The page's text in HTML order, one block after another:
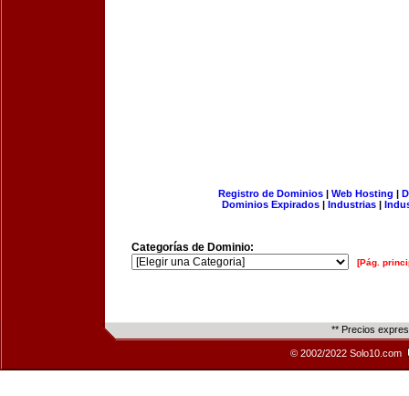
Registro de Dominios| Web Hosting |
Dominios Expirados | Industrias |
Categorías de Dominio:
[Pág.
** Precios
© 2002/2022 Solo10.com